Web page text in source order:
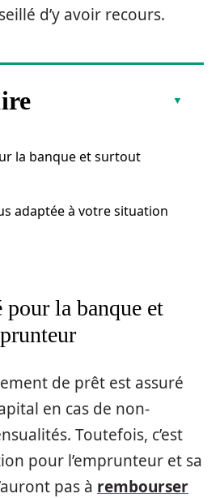
d’y avoir recours.
la banque et surtout
adaptée à votre situation
pour la banque et
de prêt est assuré
en cas de non-
Toutefois, c’est
pour l’emprunteur et sa
pas à rembourser